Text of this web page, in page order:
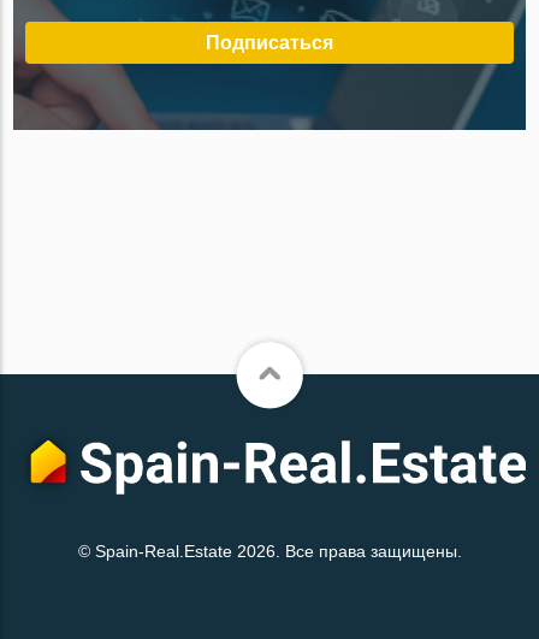
Подписаться
© Spain-Real.Estate 2026. Все права защищены.